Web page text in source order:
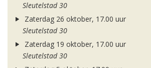
Sleutelstad 30
Zaterdag 26 oktober, 17.00 uur
Sleutelstad 30
Zaterdag 19 oktober, 17.00 uur
Sleutelstad 30